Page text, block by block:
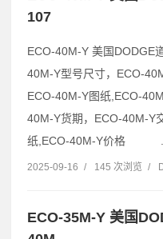
107
ECO-40M-Y 美国DODGE
40M-Y型号尺寸，ECO-
ECO-40M-Y图纸,ECO-
40M-Y货期，ECO-40M-Y
纸,ECO-40M-Y价格 ...
2025-09-16 / 145 次浏览 /
ECO-35M-Y 美国